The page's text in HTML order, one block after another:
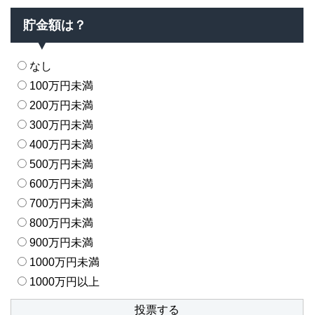
貯金額は？
なし
100万円未満
200万円未満
300万円未満
400万円未満
500万円未満
600万円未満
700万円未満
800万円未満
900万円未満
1000万円未満
1000万円以上